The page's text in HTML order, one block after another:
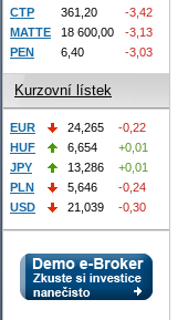
CTP
361,20
-3,42
MATTE
18 600,00
-3,13
PEN
6,40 -3,03
Kurzovní lístek
EUR 24,265
-0,22
HUF
6,654
+0,01
JPY
13,286
+0,01
PLN
5,646
-0,24
USD
21,039 -0,30